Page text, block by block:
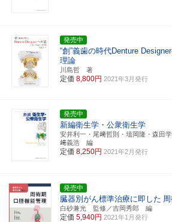
発売中
“創”義歯の時代Denture
理論
川島哲 著
定価 8,800円 2021年3月発行
発売中
新編衛生学・公衆衛生学
安井利一・尾﨑哲則・埴岡隆・森田
﨑義浩 編
定価 8,250円 2021年2月発行
発売中
臓器別がん標準治療に即した
白砂兼光 監修／吉岡秀郎 編
定価 5,940円 2021年1月発行